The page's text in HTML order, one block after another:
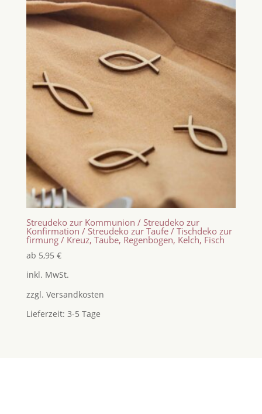
Streudeko zur Kommunion / Streudeko zur
Konfirmation / Streudeko zur Taufe / Tischdeko zur
firmung / Kreuz, Taube, Regenbogen, Kelch, Fisch
ab 5,95 €
inkl. MwSt.
zzgl. Versandkosten
Lieferzeit: 3-5 Tage